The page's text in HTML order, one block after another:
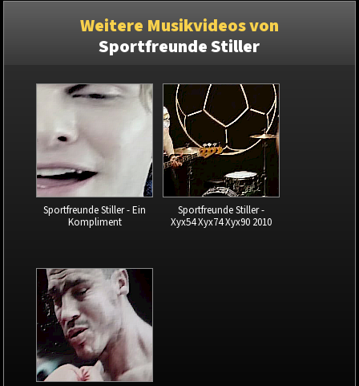
Weitere Musikvideos von
Sportfreunde Stiller
Sportfreunde Stiller - Ein
Kompliment
Sportfreunde Stiller -
Xyx54 Xyx74 Xyx90 2010